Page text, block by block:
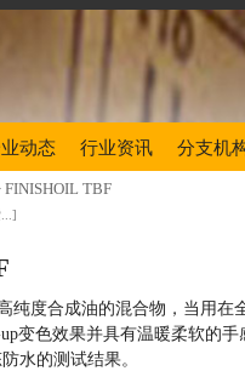
动态 行业资讯 分支机
FINISHOIL TBF
]
纯度合成油的混合物，当用在
变色效果并具有温暖柔软的
水的测试结果。